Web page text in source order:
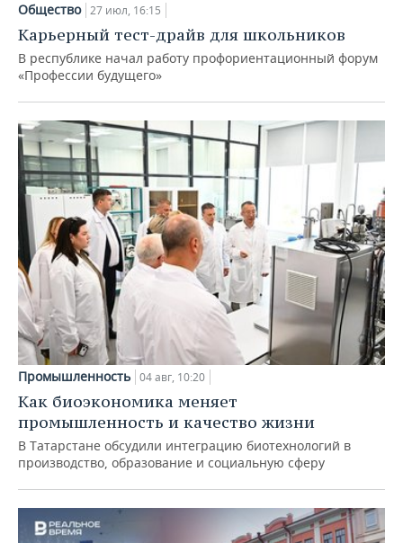
Общество 27 июл, 16:15
Карьерный тест-драйв для школьников
В республике начал работу профориентационный форум
«Профессии будущего»
Промышленность 04 авг, 10:20
Как биоэкономика меняет
промышленность и качество жизни
В Татарстане обсудили интеграцию биотехнологий в
производство, образование и социальную сферу